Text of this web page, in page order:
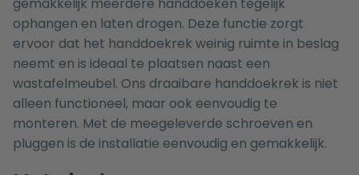
gemakkelijk meerdere handdoeken tegelijk
ophangen en laten drogen. Deze functie zorgt
ervoor dat het handdoekrek weinig ruimte in beslag
neemt en is ideaal te plaatsen naast een
wastafelmeubel. Ons draaibare handdoekrek is niet
alleen functioneel, maar ook eenvoudig te
monteren. Met de meegeleverde schroeven en
pluggen is de installatie eenvoudig en gemakkelijk.